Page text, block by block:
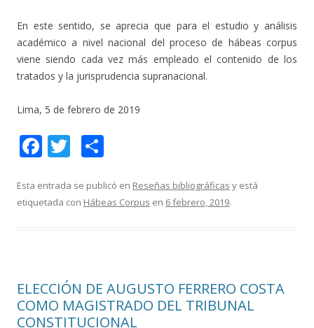
En este sentido, se aprecia que para el estudio y análisis
académico a nivel nacional del proceso de hábeas corpus
viene siendo cada vez más empleado el contenido de los
tratados y la jurisprudencia supranacional.
Lima, 5 de febrero de 2019
F
e
b
k
T
itt
er
m
p
r
Esta entrada se publicó en Reseñas bibliográficas y está
etiquetada con Hábeas Corpus en 6 febrero, 2019.
ELECCIÓN DE AUGUSTO FERRERO COSTA
COMO MAGISTRADO DEL TRIBUNAL
CONSTITUCIONAL